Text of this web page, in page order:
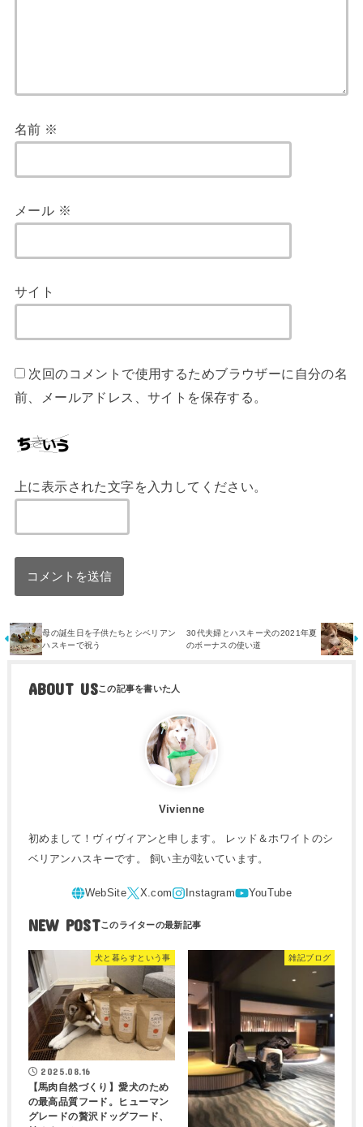
名前 ※
メール ※
サイト
次回のコメントで使用するためブラウザーに自分の名
前、メールアドレス、サイトを保存する。
上に表示された文字を入力してください。
母の誕生日を子供たちとシベリアン
ハスキーで祝う
30代夫婦とハスキー犬の2021年夏
のボーナスの使い道
ABOUT US
Vivienne
初めまして！ヴィヴィアンと申します。 レッド＆ホワイトのシ
ベリアンハスキーです。 飼い主が呟いています。
NEW POST
犬と暮らすという事
2025.08.16
【馬肉自然づくり】愛犬のため
の最高品質フード。ヒューマン
グレードの贅沢ドッグフード、
雑記ブログ